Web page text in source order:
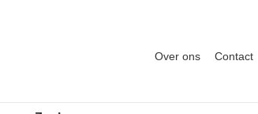
Over ons Contact